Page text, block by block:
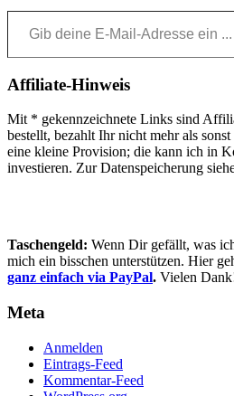
Gib deine E-Mail-Adresse ein ...
Affiliate-Hinweis
Mit * gekennzeichnete Links sind
bestellt, bezahlt Ihr nicht mehr als
eine kleine Provision; die kann ich in
investieren. Zur Datenspeicherung
Taschengeld: Wenn Dir gefällt, was
mich ein bisschen unterstützen. Hier
ganz einfach via PayPal. Vielen
Meta
Anmelden
Eintrags-Feed
Kommentar-Feed